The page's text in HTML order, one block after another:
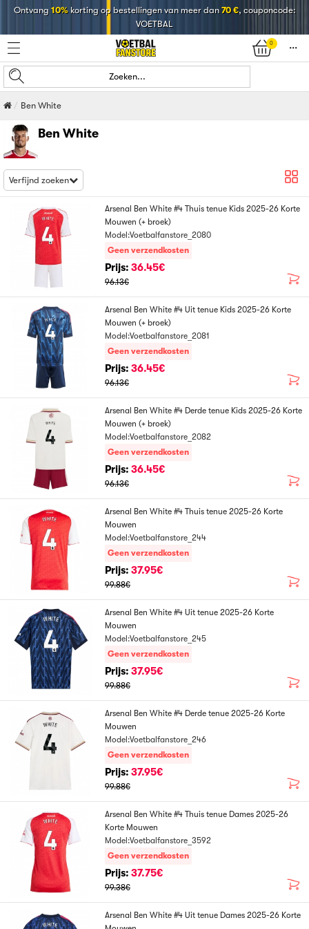
Ontvang 10%korting op bestellingen van meer dan70 €, couponcode:
VOETBAL
0
󰄒
Zoeken...
Ben White
Ben White
Verfijnd zoeken
Arsenal Ben White #4 Thuis tenue Kids 2025-26 Korte
Mouwen (+ broek)
Model:Voetbalfanstore_2080
Geen verzendkosten
Prijs: 36.45€
96.13€
Arsenal Ben White #4 Uit tenue Kids 2025-26 Korte
Mouwen (+ broek)
Model:Voetbalfanstore_2081
Geen verzendkosten
Prijs: 36.45€
96.13€
Arsenal Ben White #4 Derde tenue Kids 2025-26 Korte
Mouwen (+ broek)
Model:Voetbalfanstore_2082
Geen verzendkosten
Prijs: 36.45€
96.13€
Arsenal Ben White #4 Thuis tenue 2025-26 Korte
Mouwen
Model:Voetbalfanstore_244
Geen verzendkosten
Prijs: 37.95€
99.88€
Arsenal Ben White #4 Uit tenue 2025-26 Korte
Mouwen
Model:Voetbalfanstore_245
Geen verzendkosten
Prijs: 37.95€
99.88€
Arsenal Ben White #4 Derde tenue 2025-26 Korte
Mouwen
Model:Voetbalfanstore_246
Geen verzendkosten
Prijs: 37.95€
99.88€
Arsenal Ben White #4 Thuis tenue Dames 2025-26
Korte Mouwen
Model:Voetbalfanstore_3592
Geen verzendkosten
Prijs: 37.75€
99.38€
Arsenal Ben White #4 Uit tenue Dames 2025-26 Korte